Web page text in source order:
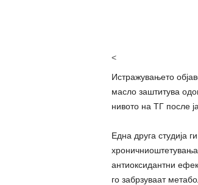
<
Истражувањето
масло заштитува
нивото на TГ после
Една друга студија
антиоксидантни
го забрзуваат